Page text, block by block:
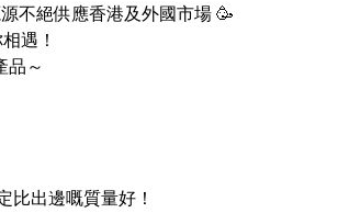
不絕供應香港及外國市場 🥳
遇！
品～
比出邊嘅質量好！